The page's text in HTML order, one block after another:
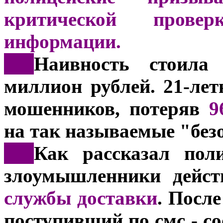
критической
информации.
Наивность
миллион рублей. 21-
мошенников, потеряв
на так называемые
Как рассказал
злоумышленники
службы доставки.